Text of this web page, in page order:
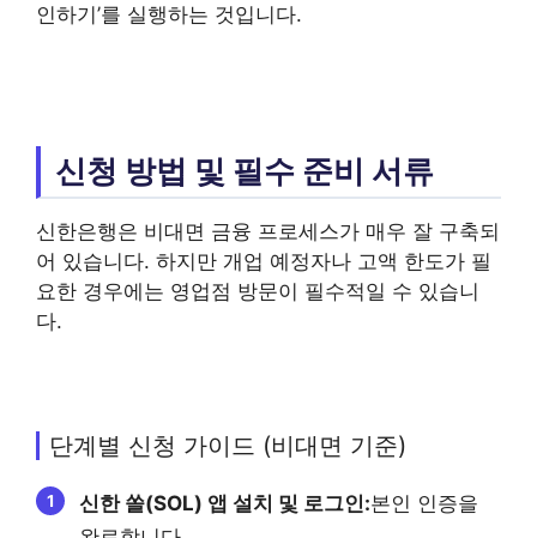
인하기’를 실행하는 것입니다.
신청 방법 및 필수 준비 서류
신한은행은 비대면 금융 프로세스가 매우 잘 구축되
어 있습니다. 하지만 개업 예정자나 고액 한도가 필
요한 경우에는 영업점 방문이 필수적일 수 있습니
다.
단계별 신청 가이드 (비대면 기준)
신한 쏠(SOL) 앱 설치 및 로그인:본인 인증을